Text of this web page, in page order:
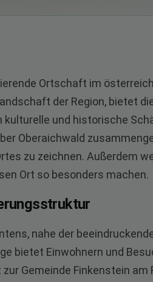
Ortschaft im
der Region, bietet
und historische
Oberaichwald
zu zeichnen. Außerdem
Ort so besonders machen.
nahe der
bietet Einwohnern und
Gemeinde Finkenstein am